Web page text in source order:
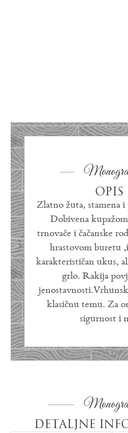
OPIS
Zlatno žuta, stamena
Dobivena kupažom
trnovače i čačanske
hrastovom buretu
karakterističan ukus,
grlo. Rakija
klasičnu temu. Za
sigurnost i
DETALJNE